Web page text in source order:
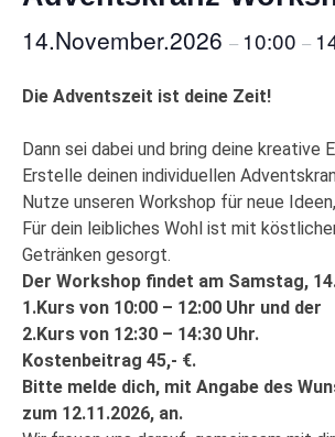
14.November.2026 – 10:00 –
Die Adventszeit ist deine Zeit!
Dann sei dabei und bring deine kreative
Erstelle deinen individuellen
Nutze unseren Workshop für neue
Für dein leibliches Wohl ist mit
Getränken gesorgt.
Der Workshop findet am Samstag,
1.Kurs von 10:00 – 12:00 Uhr und der
2.Kurs von 12:30 – 14:30 Uhr.
Kostenbeitrag 45,- €.
Bitte melde dich, mit Angabe des
zum 12.11.2026, an.